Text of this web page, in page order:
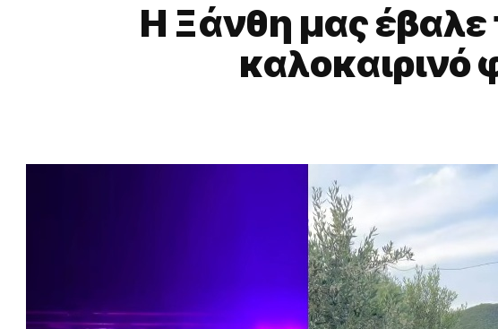
Η Ξάνθη μας έβαλε
καλοκαιρινό